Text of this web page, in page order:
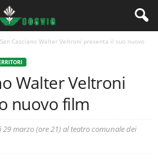
Casciano Walter Veltroni presenta il suo nuovo
Walter Veltroni
nuovo film
marzo (ore 21) al teatro comunale dei